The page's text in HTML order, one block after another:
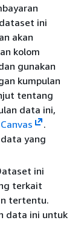
ini
akan
kolom
gunakan
kumpulan
tentang
data ini,
.
yang
ini
terkait
tertentu.
data ini untuk